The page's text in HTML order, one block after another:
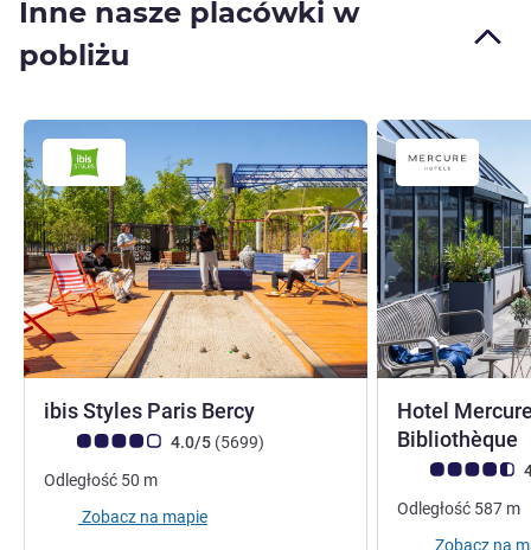
Inne nasze placówki w
pobliżu
ibis Styles Paris Bercy
Ocena klientów (Ocena ALL)
4.0/5 (5699Liczba opinii
)
Odległość 50 m
Zobacz na mapie
Hotel
Bibliothèque
Ocena klientów
Odległość 587 m
Zobacz na